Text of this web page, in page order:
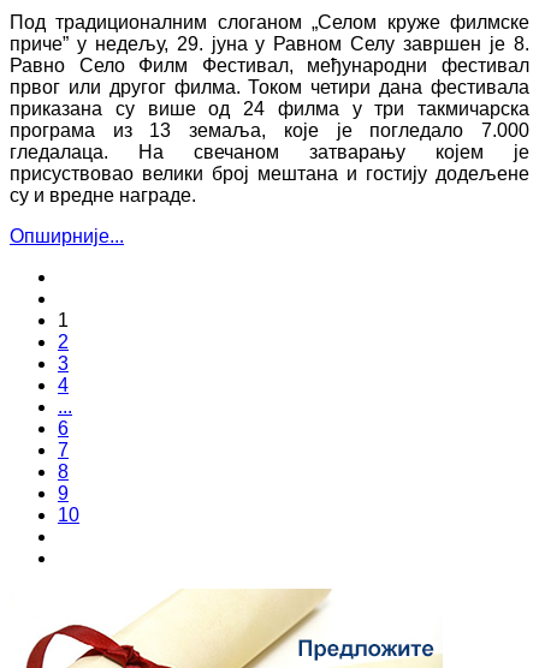
Под традиционалним слоганом „Селом круже филмске
приче” у недељу, 29. јуна у Равном Селу завршен је 8.
Равно Село Филм Фестивал, међународни фестивал
првог или другог филма. Током четири дана фестивала
приказана су више од 24 филма у три такмичарска
програма из 13 земаља, које је погледало 7.000
гледалаца. На свечаном затварању којем је
присуствовао велики број мештана и гостију додељене
су и вредне награде.
Опширније...
1
2
3
4
...
6
7
8
9
10